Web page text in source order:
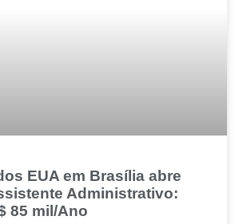
EUA em Brasília abre
Administrativo:
85 mil/Ano